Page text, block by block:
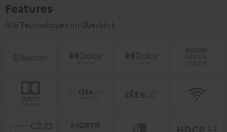
Features
Alle Technologien im Überblick